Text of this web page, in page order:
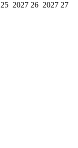
25 2027 26 2027 27